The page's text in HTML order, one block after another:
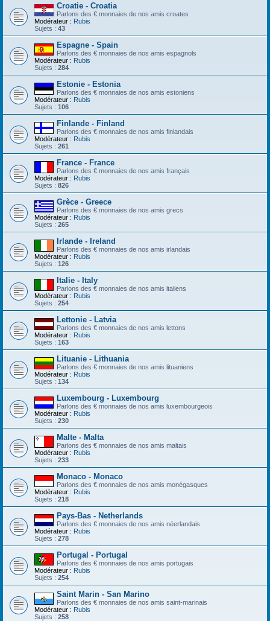
Croatie - Croatia
Parlons des € monnaies de nos amis croates
Modérateur : Rubis
Sujets : 43
Espagne - Spain
Parlons des € monnaies de nos amis espagnols
Modérateur : Rubis
Sujets : 284
Estonie - Estonia
Parlons des € monnaies de nos amis estoniens
Modérateur : Rubis
Sujets : 106
Finlande - Finland
Parlons des € monnaies de nos amis finlandais
Modérateur : Rubis
Sujets : 261
France - France
Parlons des € monnaies de nos amis français
Modérateur : Rubis
Sujets : 826
Grèce - Greece
Parlons des € monnaies de nos amis grecs
Modérateur : Rubis
Sujets : 265
Irlande - Ireland
Parlons des € monnaies de nos amis irlandais
Modérateur : Rubis
Sujets : 126
Italie - Italy
Parlons des € monnaies de nos amis italiens
Modérateur : Rubis
Sujets : 254
Lettonie - Latvia
Parlons des € monnaies de nos amis lettons
Modérateur : Rubis
Sujets : 163
Lituanie - Lithuania
Parlons des € monnaies de nos amis lituaniens
Modérateur : Rubis
Sujets : 134
Luxembourg - Luxembourg
Parlons des € monnaies de nos amis luxembourgeois
Modérateur : Rubis
Sujets : 230
Malte - Malta
Parlons des € monnaies de nos amis maltais
Modérateur : Rubis
Sujets : 233
Monaco - Monaco
Parlons des € monnaies de nos amis monégasques
Modérateur : Rubis
Sujets : 218
Pays-Bas - Netherlands
Parlons des € monnaies de nos amis néerlandais
Modérateur : Rubis
Sujets : 278
Portugal - Portugal
Parlons des € monnaies de nos amis portugais
Modérateur : Rubis
Sujets : 254
Saint Marin - San Marino
Parlons des € monnaies de nos amis saint-marinais
Modérateur : Rubis
Sujets : 258